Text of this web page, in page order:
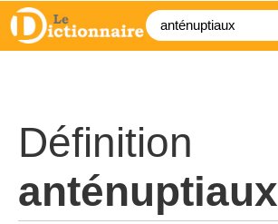
Définition
anténuptiaux